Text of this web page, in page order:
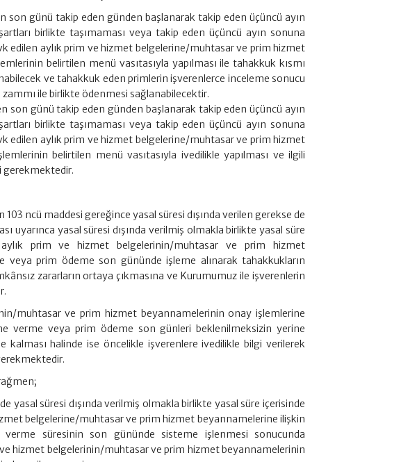
son günü takip eden günden başlanarak takip eden üçüncü ayın
birlikte taşımaması veya takip eden üçüncü ayın sonuna
edilen aylık prim ve hizmet belgelerine/muhtasar ve prim hizmet
belirtilen menü vasıtasıyla yapılması ile tahakkuk kısmı
ve tahakkuk eden primlerin işverenlerce inceleme sonucu
ile birlikte ödenmesi sağlanabilecektir.
son günü takip eden günden başlanarak takip eden üçüncü ayın
birlikte taşımaması veya takip eden üçüncü ayın sonuna
edilen aylık prim ve hizmet belgelerine/muhtasar ve prim hizmet
belirtilen menü vasıtasıyla ivedilikle yapılması ve ilgili
gerekmektedir.
ncü maddesi gereğince yasal süresi dışında verilen gerekse de
uyarınca yasal süresi dışında verilmiş olmakla birlikte yasal süre
prim ve hizmet belgelerinin/muhtasar ve prim hizmet
veya prim ödeme son gününde işleme alınarak tahakkukların
zararların ortaya çıkmasına ve Kurumumuz ile işverenlerin
muhtasar ve prim hizmet beyannamelerinin onay işlemlerine
verme veya prim ödeme son günleri beklenilmeksizin yerine
halinde ise öncelikle işverenlere ivedilikle bilgi verilerek
yasal süresi dışında verilmiş olmakla birlikte yasal süre içerisinde
belgelerine/muhtasar ve prim hizmet beyannamelerine ilişkin
verme süresinin son gününde sisteme işlenmesi sonucunda
hizmet belgelerinin/muhtasar ve prim hizmet beyannamelerinin